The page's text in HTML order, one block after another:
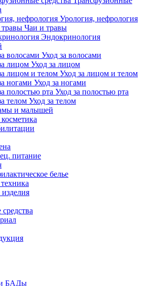
Урология, нефрология
Чаи и травы
Эндокринология
Уход за волосами
Уход за лицом
Уход за лицом и телом
Уход за ногами
Уход за полостью рта
Уход за телом
и малышей
питание
белье